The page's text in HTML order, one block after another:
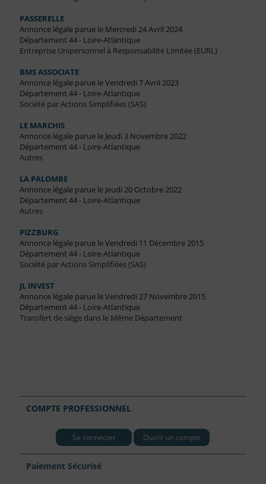
PASSERELLE
Annonce légale parue le Mercredi 24 Avril 2024
Département 44 - Loire-Atlantique
Entreprise Unipersonnel à Responsabilité Limitée (EURL)
BMS ASSOCIATE
Annonce légale parue le Vendredi 7 Avril 2023
Département 44 - Loire-Atlantique
Société par Actions Simplifiées (SAS)
LE MARCHIS
Annonce légale parue le Jeudi 3 Novembre 2022
Département 44 - Loire-Atlantique
Autres
LA PALOMBE
Annonce légale parue le Jeudi 20 Octobre 2022
Département 44 - Loire-Atlantique
Autres
PIZZBURG
Annonce légale parue le Vendredi 11 Décembre 2015
Département 44 - Loire-Atlantique
Société par Actions Simplifiées (SAS)
JL INVEST
Annonce légale parue le Vendredi 27 Novembre 2015
Département 44 - Loire-Atlantique
Transfert de siège dans le Même Département
COMPTE PROFESSIONNEL
Se connecter Ouvrir un compte
Paiement Sécurisé